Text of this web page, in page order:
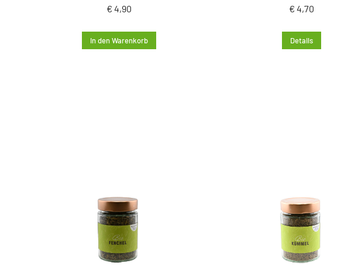
€ 4,90
In den Warenkorb
€ 4,70
Details